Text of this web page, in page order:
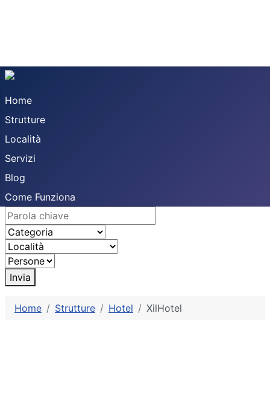
Home
Strutture
Località
Servizi
Blog
Come Funziona
Invia
Home Strutture Hotel XilHotel